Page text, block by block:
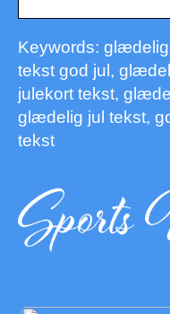
Keywords:
tekst god jul,
julekort tekst,
glædelig jul tekst,
tekst